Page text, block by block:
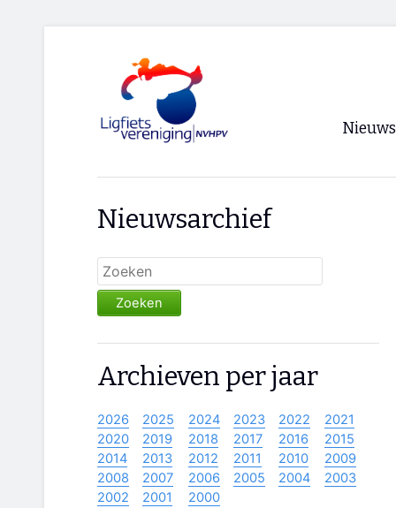
Nieuws
Nieuwsarchief
Zoeken
Archieven per jaar
2026 2025 2024 2023 2022
2021
2020
2019 2018 2017 2016
2015
2014
2013 2012 2011 2010
2009
2008
2007 2006 2005 2004
2003
2002
2001 2000